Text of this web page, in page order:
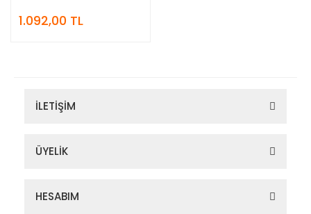
1.092,00 TL
İLETİŞİM
ÜYELİK
HESABIM